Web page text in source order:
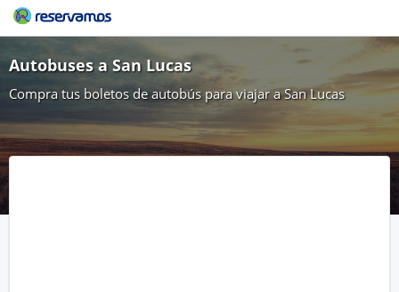
Autobuses a San Lucas
Compra tus boletos de autobús para viajar a San Lucas